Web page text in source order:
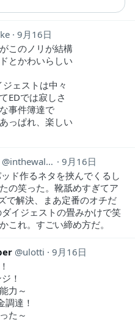
9月16日
このノリが結構
とかわいらしい
ェストは中々
EDでは寂しさ
事件簿達で
っぱれ、楽しい
inthewall81
9月16日
ド作るネタを挾んでくるし
の笑った。靴舐めすぎてア
で解決、まあ定番のオチだ
イジェストの畳みかけで笑
これ。すごい締め方だ。
ulotti
9月16日
！
力～
調達！
た～